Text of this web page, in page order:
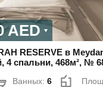
AED
RESERVE в
4 спальни, 468м², №
Ванных:6